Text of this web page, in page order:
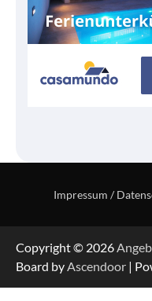
Impressum /
Copyright © 2026
Board byAscendoor |